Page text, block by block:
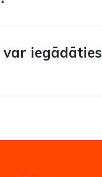
iegādāties